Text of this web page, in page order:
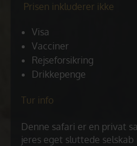
Prisen inkluderer ikke
Visa
Vacciner
Rejseforsikring
Drikkepenge
Tur info
Denne safari er en privat
jeres eget sluttede